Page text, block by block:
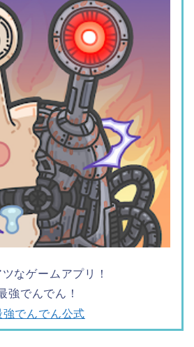
なゲームアプリ！
強でんでん！
強でんでん公式